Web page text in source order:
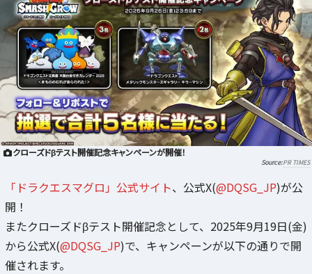
クローズドβテスト開催記念キャンペーンが開催！
PR TIMES
「ドラクエスマグロ」公式サイト、公式X(@DQSG_JP)が公
開！
またクローズドβテスト開催記念として、2025年9月19日(金)
から公式X(@DQSG_JP)で、キャンペーンが以下の通りで開
催されます。